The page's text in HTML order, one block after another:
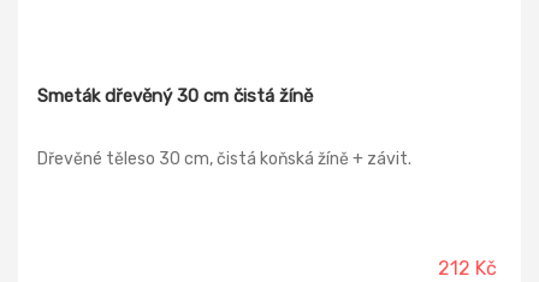
Smeták dřevěný 30 cm čistá žíně
Dřevěné těleso 30 cm, čistá koňská žíně + závit.
212 Kč